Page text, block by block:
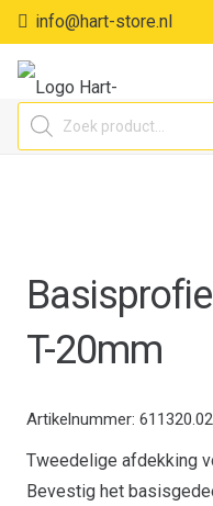
info@hart-store.nl
Producten
zoeken
T-20mm
Artikelnummer: 611320.02
Tweedelige afdekking
Bevestig het